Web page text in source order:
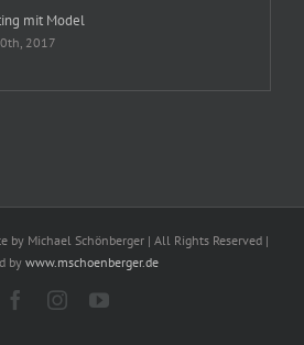
mit Model
2017
by Michael Schönberger | All Rights Reserved |
bywww.mschoenberger.de
FacebookInstagramYouTube